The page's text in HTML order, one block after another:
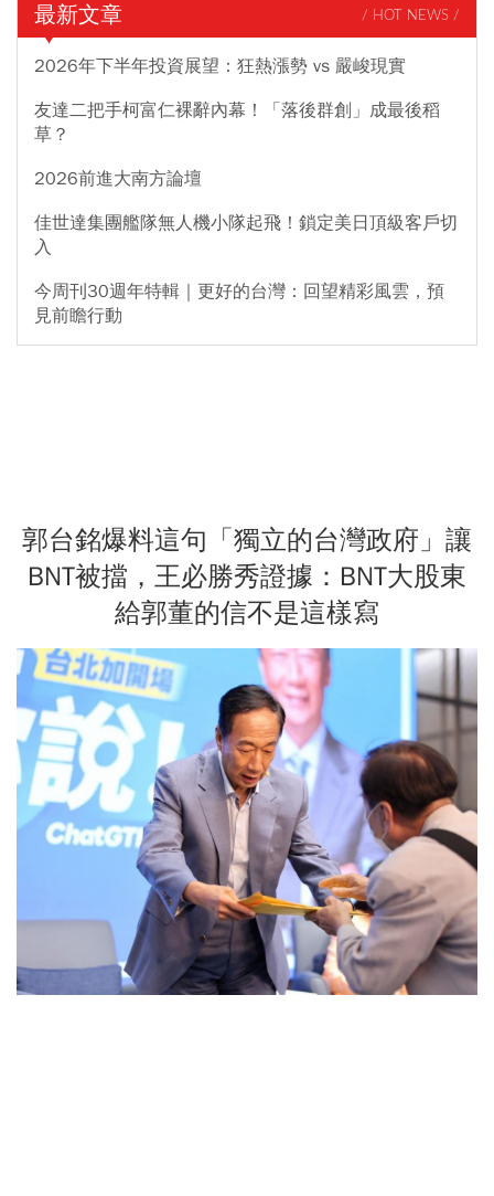
最新文章 / HOT NEWS /
2026年下半年投資展望：狂熱漲勢 vs 嚴峻現實
友達二把手柯富仁裸辭內幕！「落後群創」成最後稻
草？
2026前進大南方論壇
佳世達集團艦隊無人機小隊起飛！鎖定美日頂級客戶切
入
今周刊30週年特輯｜更好的台灣：回望精彩風雲，預
見前瞻行動
郭台銘爆料這句「獨立的台灣政府」讓
BNT被擋，王必勝秀證據：BNT大股東
給郭董的信不是這樣寫